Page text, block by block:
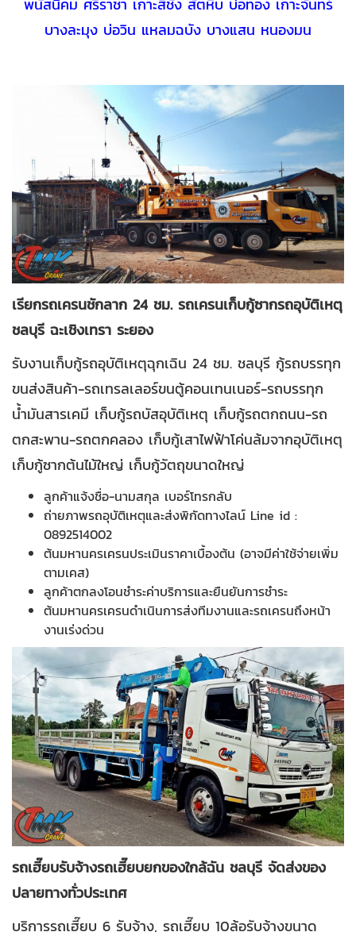
บางละมุง บ่อวิน แหลมฉบัง บางแสน หนองมน
เรียกรถเครนชักลาก 24 ชม. รถเครนเก็บกู้ซากรถอุบัติเหตุ
ชลบุรี ฉะเชิงเทรา ระยอง
รับงานเก็บกู้รถอุบัติเหตุฉุกเฉิน 24 ชม. ชลบุรี กู้รถบรรทุก
ขนส่งสินค้า-รถเทรลเลอร์ขนตู้คอนเทนเนอร์-รถบรรทุก
น้ำมันสารเคมี เก็บกู้รถบัสอุบัติเหตุ เก็บกู้รถตกถนน-รถ
ตกสะพาน-รถตกคลอง เก็บกู้เสาไฟฟ้าโค่นล้มจากอุบัติเหตุ
เก็บกู้ซากต้นไม้ใหญ่ เก็บกู้วัตถุขนาดใหญ่
ลูกค้าแจ้งชื่อ-นามสกุล เบอร์โทรกลับ
ถ่ายภาพรถอุบัติเหตุและส่งพิกัดทางไลน์ Line id :
0892514002
ต้นมหานครเครนประเมินราคาเบื้องต้น (อาจมีค่าใช้จ่ายเพิ่ม
ตามเคส)
ลูกค้าตกลงโอนชำระค่าบริการและยืนยันการชำระ
ต้นมหานครเครนดำเนินการส่งทีมงานและรถเครนถึงหน้า
งานเร่งด่วน
รถเฮี๊ยบรับจ้างรถเฮี๊ยบยกของใกล้ฉัน ชลบุรี จัดส่งของ
ปลายทางทั่วประเทศ
บริการรถเฮี๊ยบ 6 รับจ้าง, รถเฮี๊ยบ 10ล้อรับจ้างขนาด